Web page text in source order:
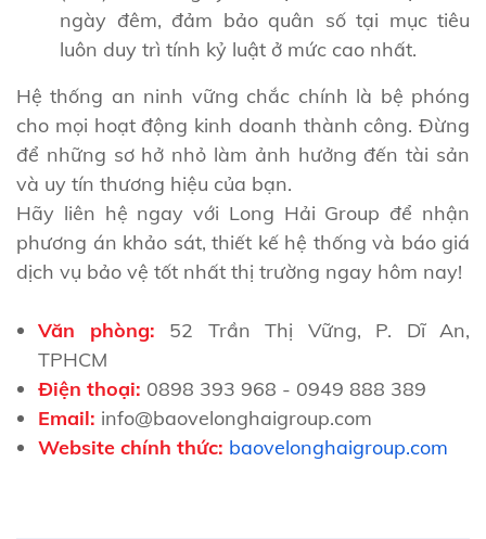
ngày đêm, đảm bảo quân số tại mục tiêu
luôn duy trì tính kỷ luật ở mức cao nhất.
Hệ thống an ninh vững chắc chính là bệ phóng
cho mọi hoạt động kinh doanh thành công. Đừng
để những sơ hở nhỏ làm ảnh hưởng đến tài sản
và uy tín thương hiệu của bạn.
Hãy liên hệ ngay với Long Hải Group để nhận
phương án khảo sát, thiết kế hệ thống và báo giá
dịch vụ bảo vệ tốt nhất thị trường ngay hôm nay!
Văn phòng: 52 Trần Thị Vững, P. Dĩ An,
TPHCM
Điện thoại: 0898 393 968 - 0949 888 389
Email: info@baovelonghaigroup.com
Website chính thức: baovelonghaigroup.com